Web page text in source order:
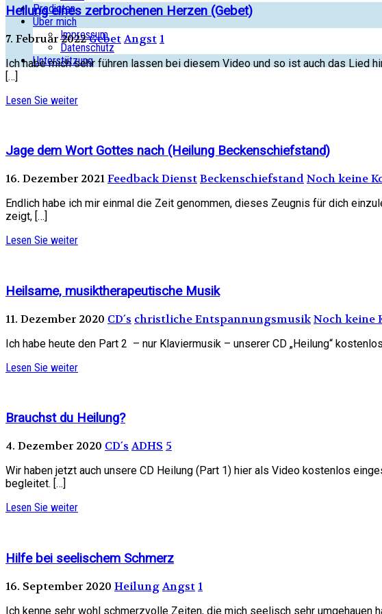
Predigten
Über mich
Impressum
Datenschutz
Unterstützung
Heilung eines zerbrochenen Herzen (Gebet)
7. Februar 2022GebetAngst 1
Ich habe mich sehr führen lassen bei diesem Video und so ist auch das Lied
[…]
Lesen Sie weiter
Jage dem Wort Gottes nach (Heilung Beckenschiefstand)
16. Dezember 2021Feedback DienstBeckenschiefstandNoch keine
Endlich habe ich mir einmal die Zeit genommen, dieses Zeugnis für dich
zeigt, […]
Lesen Sie weiter
Heilsame, musiktherapeutische Musik
11. Dezember 2020 CD´s christliche EntspannungsmusikNoch keine
Ich habe heute den Part 2 – nur Klaviermusik – unserer CD „Heilung“
Lesen Sie weiter
Brauchst du Heilung?
4. Dezember 2020 CD´s ADHS 5
Wir haben jetzt auch unsere CD Heilung (Part 1) hier als Video kostenlos
begleitet. […]
Lesen Sie weiter
Hilfe bei seelischem Schmerz
16. September 2020 HeilungAngst 1
Ich kenne sehr wohl schmerzvolle Zeiten, die mich seelisch sehr umgehauen